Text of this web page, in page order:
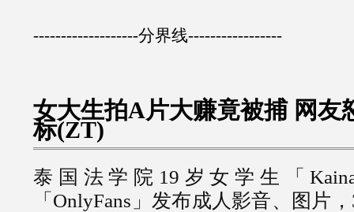
-------------------分界线-----------------
女大生拍A片大赚竟被捕 网友
标(ZT)
泰国法学院19岁女学生「
「OnlyFans」发布成人影音、图片